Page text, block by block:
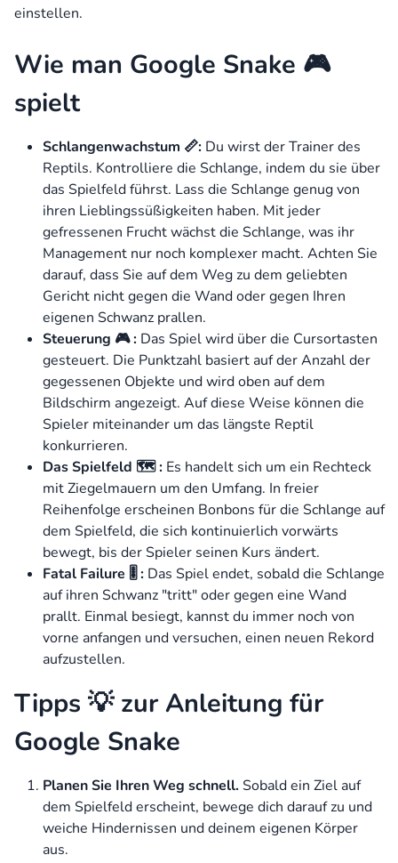
einstellen.
Wie man Google Snake 🎮
spielt
Schlangenwachstum 📏: Du wirst der Trainer des
Reptils. Kontrolliere die Schlange, indem du sie über
das Spielfeld führst. Lass die Schlange genug von
ihren Lieblingssüßigkeiten haben. Mit jeder
gefressenen Frucht wächst die Schlange, was ihr
Management nur noch komplexer macht. Achten Sie
darauf, dass Sie auf dem Weg zu dem geliebten
Gericht nicht gegen die Wand oder gegen Ihren
eigenen Schwanz prallen.
Steuerung 🎮 : Das Spiel wird über die Cursortasten
gesteuert. Die Punktzahl basiert auf der Anzahl der
gegessenen Objekte und wird oben auf dem
Bildschirm angezeigt. Auf diese Weise können die
Spieler miteinander um das längste Reptil
konkurrieren.
Das Spielfeld 🗺️ : Es handelt sich um ein Rechteck
mit Ziegelmauern um den Umfang. In freier
Reihenfolge erscheinen Bonbons für die Schlange auf
dem Spielfeld, die sich kontinuierlich vorwärts
bewegt, bis der Spieler seinen Kurs ändert.
Fatal Failure 🎚️ : Das Spiel endet, sobald die Schlange
auf ihren Schwanz "tritt" oder gegen eine Wand
prallt. Einmal besiegt, kannst du immer noch von
vorne anfangen und versuchen, einen neuen Rekord
aufzustellen.
Tipps 💡 zur Anleitung für
Google Snake
Planen Sie Ihren Weg schnell. Sobald ein Ziel auf
dem Spielfeld erscheint, bewege dich darauf zu und
weiche Hindernissen und deinem eigenen Körper
aus.